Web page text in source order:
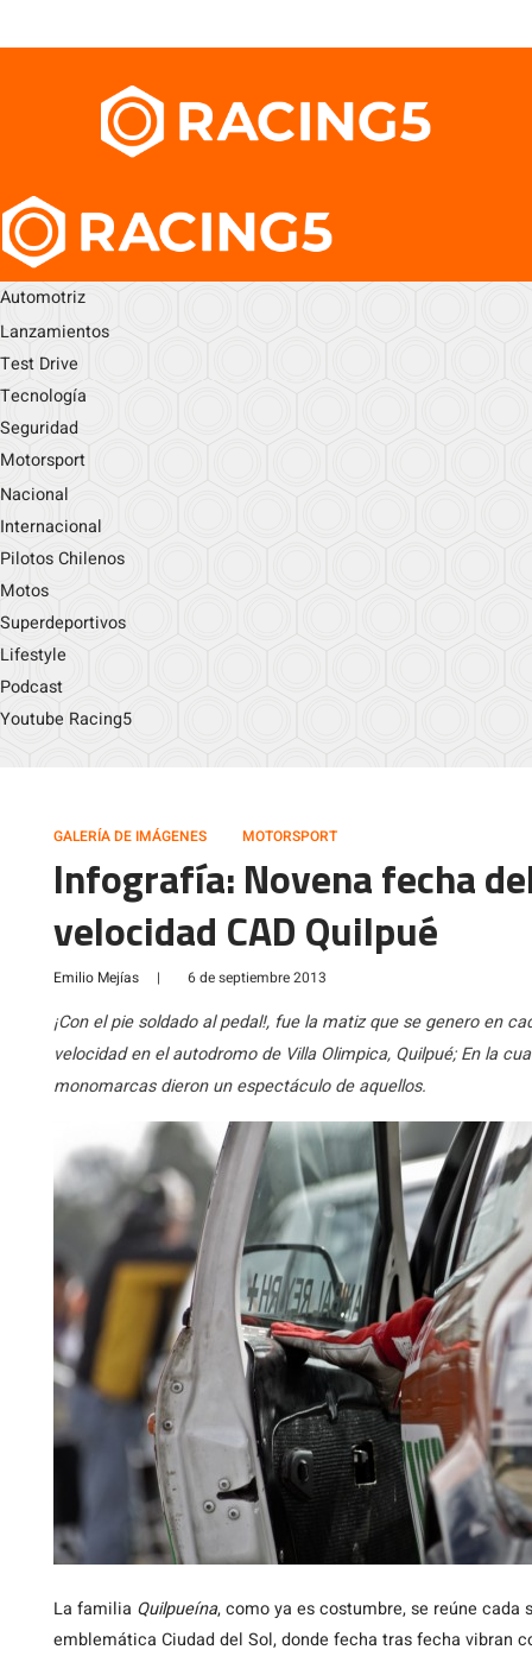
Automotriz
Lanzamientos
Test Drive
Tecnología
Seguridad
Motorsport
Nacional
Internacional
Pilotos Chilenos
Motos
Superdeportivos
Lifestyle
Podcast
Youtube Racing5
GALERÍA DE IMÁGENES MOTORSPORT
Infografía: Novena fecha
velocidad CAD Quilpué
Emilio Mejías | 6 de septiembre 2013
¡Con el pie soldado al pedal!, fue la matiz que se genero en
velocidad en el autodromo de Villa Olimpica, Quilpué; En la
monomarcas dieron un espectáculo de aquellos.
La familia Quilpueína, como ya es costumbre, se reúne
emblemática Ciudad del Sol, donde fecha tras fecha vibran